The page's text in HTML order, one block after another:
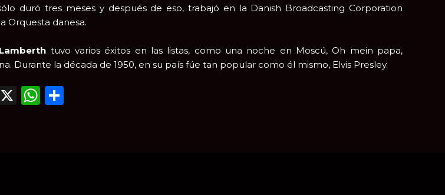
duró tres meses y después de eso, trabajó en la Danish Broadcasting Corporation
Orquesta danesa.
tuvo varios éxitos en las listas, como una noche en Moscú, Oh mein papa,
Durante la década de 1950, en su país fúe tan popular como él mismo, Elvis Presley.
Telegram
X WhatsApp